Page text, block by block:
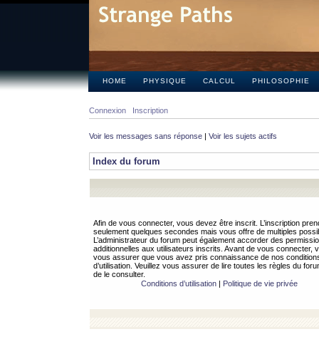
HOME PHYSIQUE CALCUL PHILOSOPHIE
Connexion Inscription
Voir les messages sans réponse | Voir les sujets actifs
Index du forum
Afin de vous connecter, vous devez être inscrit. L’inscription
seulement quelques secondes mais vous offre de multiples
L’administrateur du forum peut également accorder des
additionnelles aux utilisateurs inscrits. Avant de vous connecter,
vous assurer que vous avez pris connaissance de nos
d’utilisation. Veuillez vous assurer de lire toutes les règles du
de le consulter.
Conditions d’utilisation| Politique de vie privée